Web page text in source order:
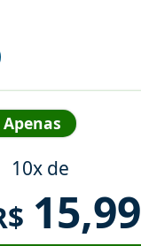
10x de
15,99